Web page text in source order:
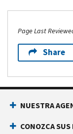
Page Last
Share
NUESTRA
CONOZCA